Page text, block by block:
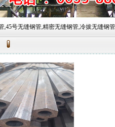
无缝钢管,精密无缝钢管,冷拔无缝钢管